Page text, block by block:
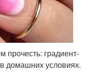
прочесть: градиент-
домашних условиях.